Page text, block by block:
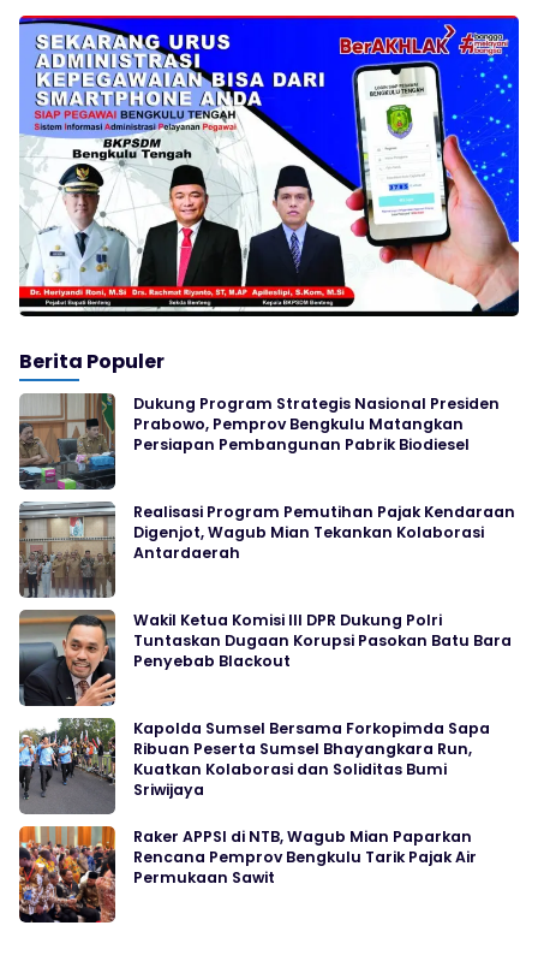
Berita Populer
Dukung Program Strategis Nasional Presiden
Prabowo, Pemprov Bengkulu Matangkan
Persiapan Pembangunan Pabrik Biodiesel
Realisasi Program Pemutihan Pajak Kendaraan
Digenjot, Wagub Mian Tekankan Kolaborasi
Antardaerah
Wakil Ketua Komisi III DPR Dukung Polri
Tuntaskan Dugaan Korupsi Pasokan Batu Bara
Penyebab Blackout
Kapolda Sumsel Bersama Forkopimda Sapa
Ribuan Peserta Sumsel Bhayangkara Run,
Kuatkan Kolaborasi dan Soliditas Bumi
Sriwijaya
Raker APPSI di NTB, Wagub Mian Paparkan
Rencana Pemprov Bengkulu Tarik Pajak Air
Permukaan Sawit